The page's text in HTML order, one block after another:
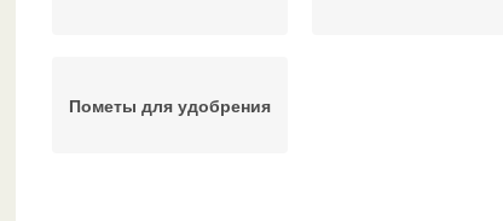
Пометы для удобрения